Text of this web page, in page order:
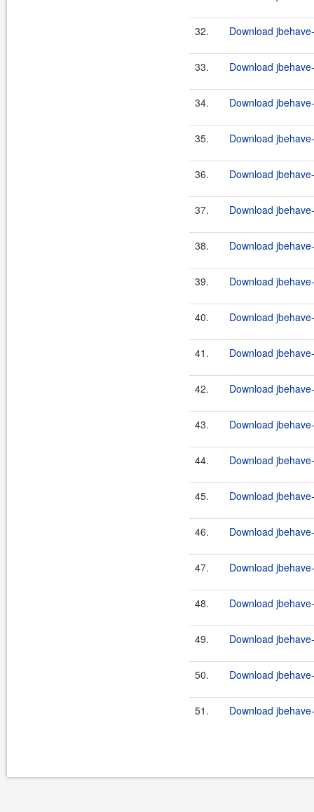
32. Download
33. Download
34. Download
35. Download
36. Download
37. Download
38. Download
39. Download
40. Download
41. Download
42. Download
43. Download
44. Download
45. Download
46. Download
47. Download
48. Download
49. Download
50. Download
51. Download